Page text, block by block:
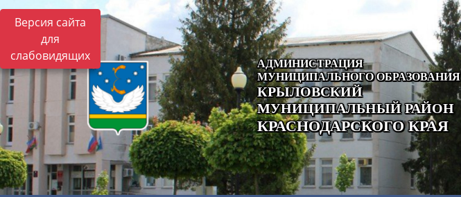
Версия сайта
для
слабовидящих
АДМИНИСТРАЦИЯ
МУНИЦИПАЛЬНОГО ОБРАЗОВАНИЯ
КРЫЛОВСКИЙ
МУНИЦИПАЛЬНЫЙ РАЙОН
КРАСНОДАРСКОГО КРАЯ